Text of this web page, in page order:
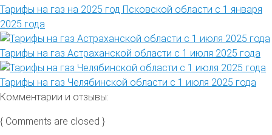
Тарифы на газ на 2025 год Псковской области с 1 января
2025 года
Тарифы на газ Астраханской области с 1 июля 2025 года
Тарифы на газ Челябинской области с 1 июля 2025 года
Комментарии и отзывы:
{ Comments are closed }